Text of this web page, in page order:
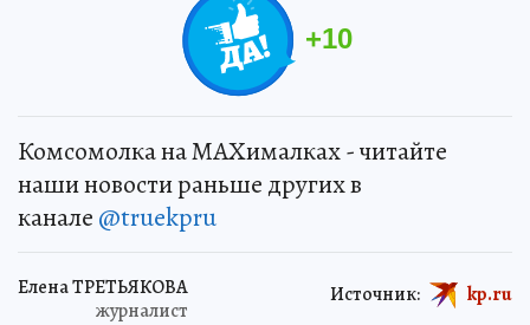
+10
Комсомолка на MAXималках - читайте
наши новости раньше других в
канале @truekpru
Елена ТРЕТЬЯКОВА
журналист
Источник: kp.ru